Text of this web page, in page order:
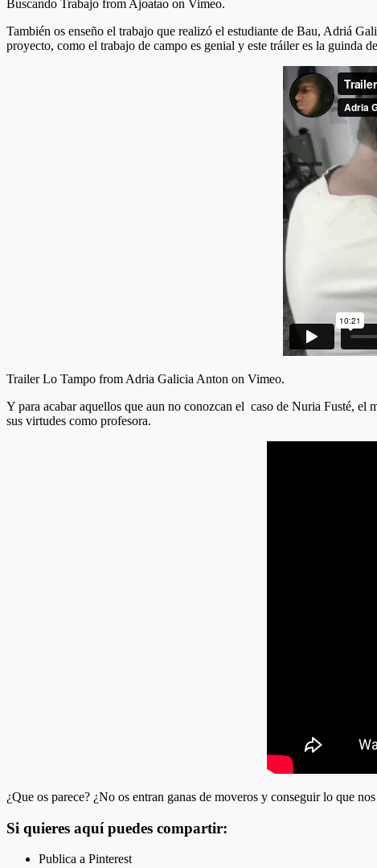
Buscando Trabajo from Ajoatao on Vimeo.
También os enseño el trabajo que realizó el estudiante de Bau, Adriá
proyecto, como el trabajo de campo es genial y este tráiler es la guinda
Trailer Lo Tampo from Adria Galicia Anton on Vimeo.
Y para acabar aquellos que aun no conozcan el caso de Nuria Fusté, el
sus virtudes como profesora.
¿Que os parece? ¿No os entran ganas de moveros y conseguir lo que
Si quieres aquí puedes compartir:
Publica a Pinterest